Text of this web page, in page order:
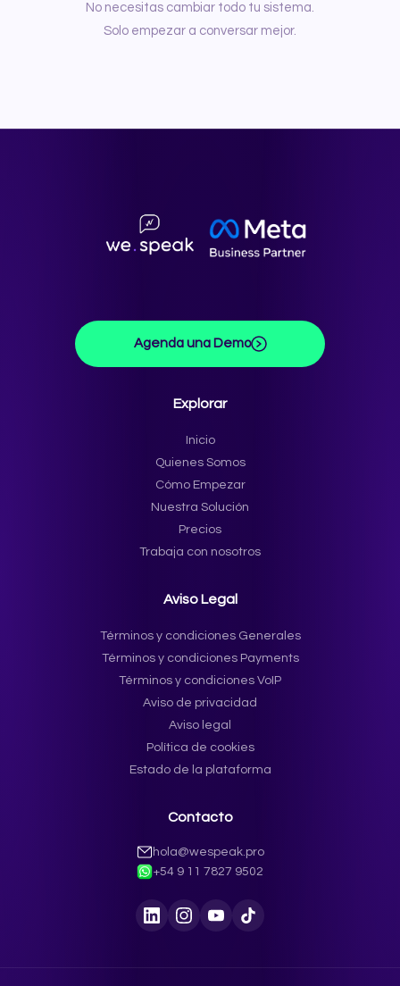
No necesitas cambiar todo tu sistema.
Solo empezar a conversar mejor.
Agenda una Demo
Explorar
Inicio
Quienes Somos
Cómo Empezar
Nuestra Solución
Precios
Trabaja con nosotros
Aviso Legal
Términos y condiciones Generales
Términos y condiciones Payments
Términos y condiciones VoIP
Aviso de privacidad
Aviso legal
Política de cookies
Estado de la plataforma
Contacto
hola@wespeak.pro
+54 9 11 7827 9502